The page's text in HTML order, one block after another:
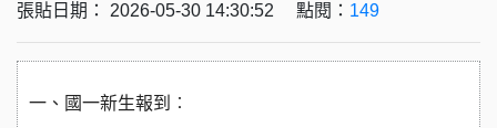
張貼日期： 2026-05-30 14:30:52 點閱： 149
一、國一新生報到︰